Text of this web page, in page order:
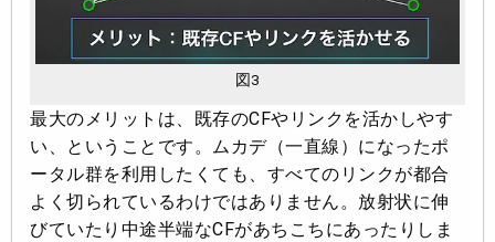
図3
最大のメリットは、既存のCFやリンクを活かしやす
い、ということです。ムカデ（一直線）になったポ
ータル群を利用したくても、すべてのリンクが都合
よく切られているわけではありません。放射状に伸
びていたり中途半端なCFがあちこちにあったりしま